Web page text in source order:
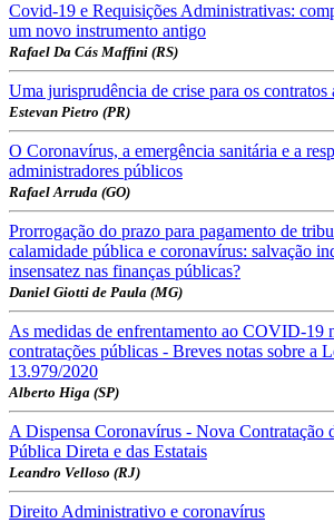
Covid-19 e Requisições Administrativas:
um novo instrumento antigo
Rafael Da Cás Maffini (RS)
Uma jurisprudência de crise para os
Estevan Pietro (PR)
O Coronavírus, a emergência sanitária e a
administradores públicos
Rafael Arruda (GO)
Prorrogação do prazo para pagamento de
calamidade pública e coronavírus: salvação
insensatez nas finanças públicas?
Daniel Giotti de Paula (MG)
As medidas de enfrentamento ao COVID-19
contratações públicas - Breves notas sobre a
13.979/2020
Alberto Higa (SP)
A Dispensa Coronavírus - Nova Contratação
Pública Direta e das Estatais
Leandro Velloso (RJ)
Direito Administrativo e coronavírus